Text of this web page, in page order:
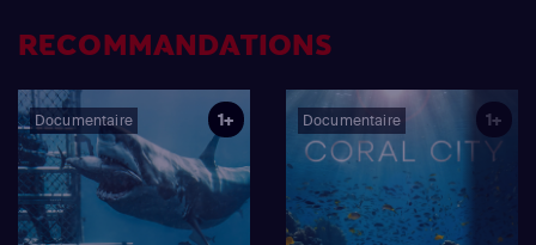
RECOMMANDATIONS
Documentaire 1+ Documentaire 1+